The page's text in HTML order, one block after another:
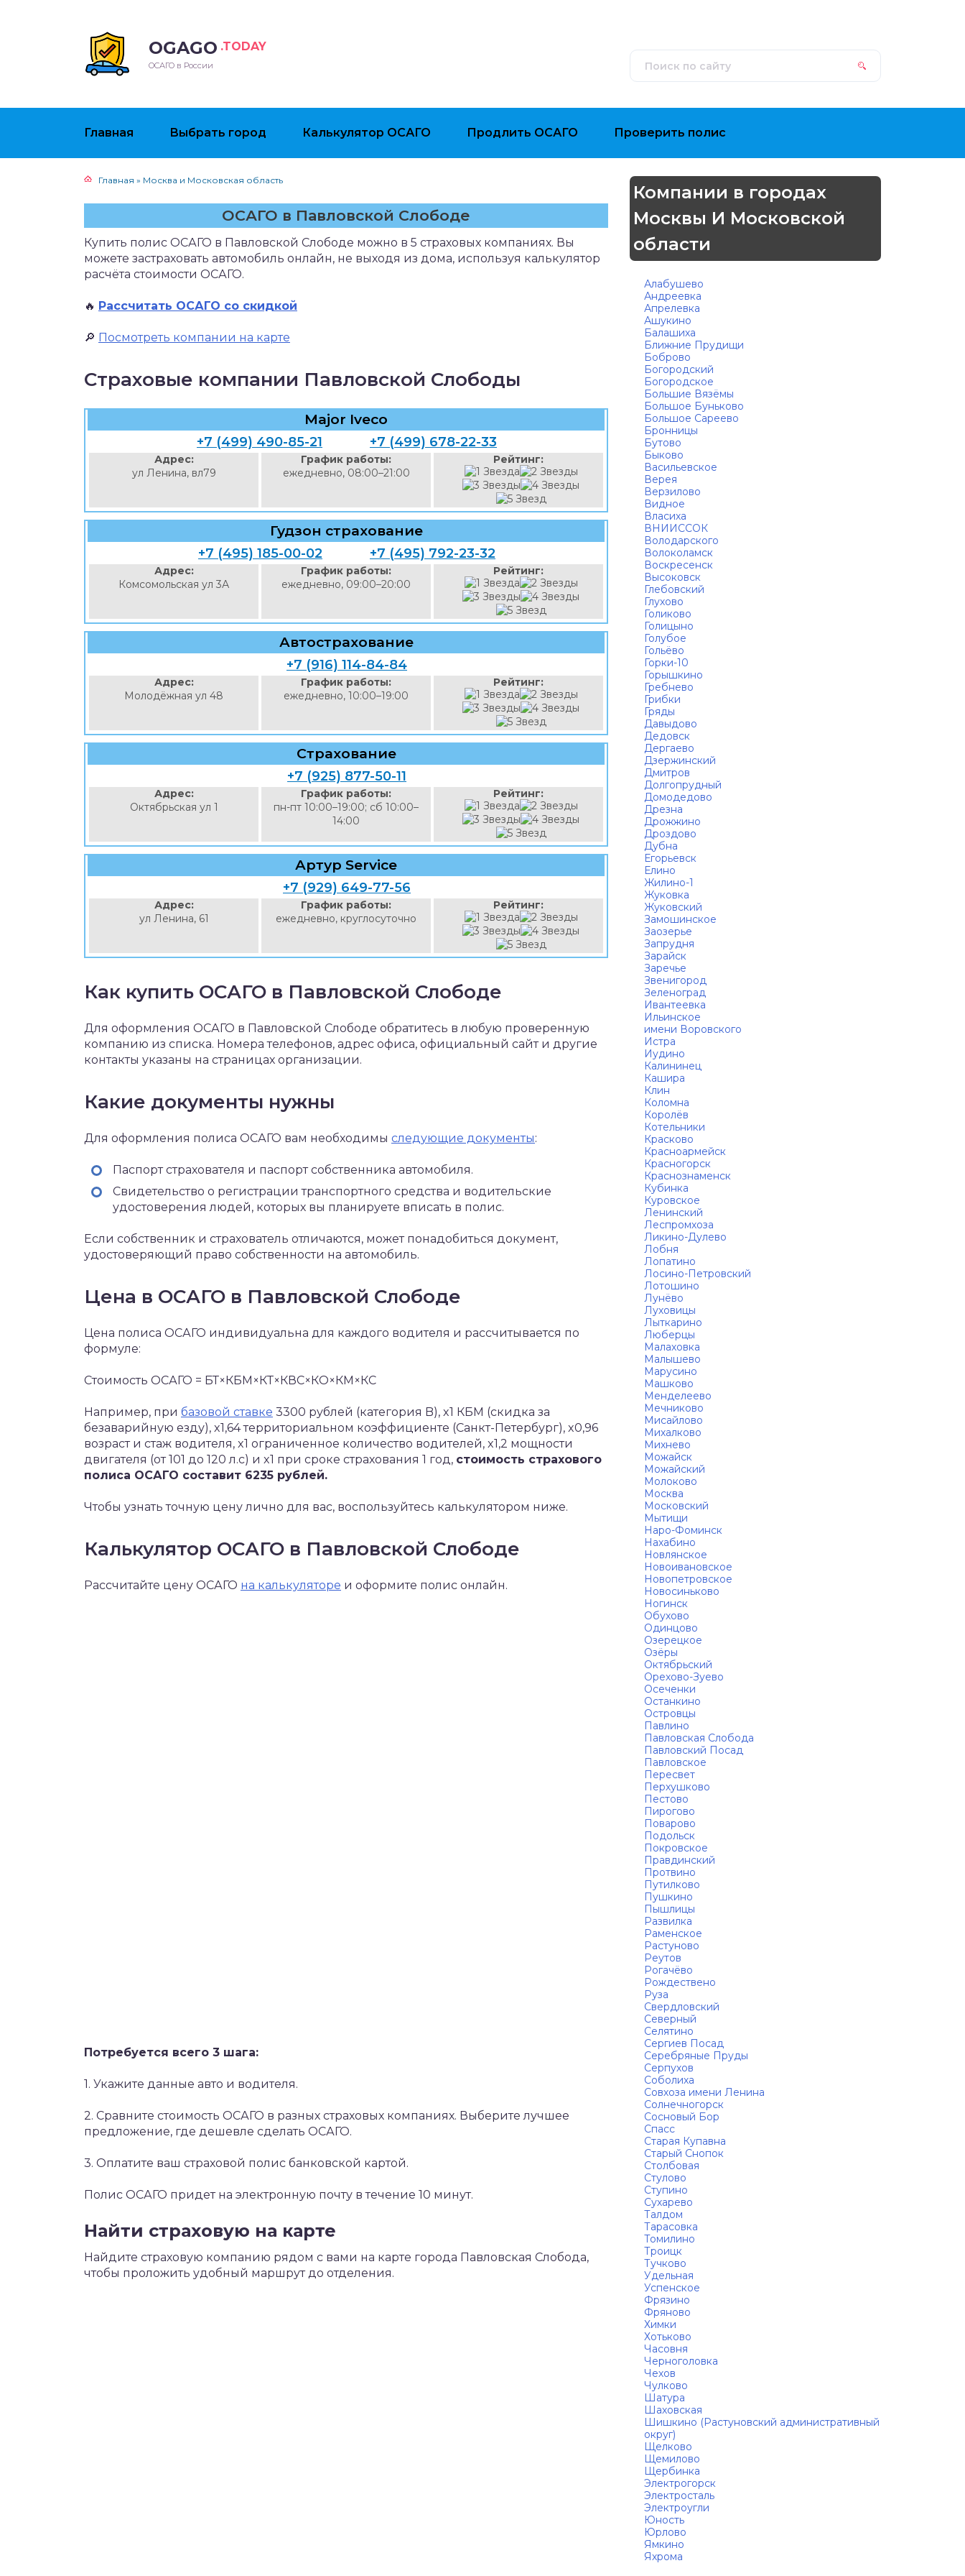
OGAGO .TODAY
ОСАГО в России
Главная Выбрать город Калькулятор ОСАГО Продлить ОСАГО Проверить полис
Главная » Москва и Московская область
ОСАГО в Павловской Слободе
Купить полис ОСАГО в Павловской Слободе можно в 5 страховых компаниях. Вы
можете застраховать автомобиль онлайн, не выходя из дома, используя калькулятор
расчёта стоимости ОСАГО.
🔥 Рассчитать ОСАГО со скидкой
🔎 Посмотреть компании на карте
Страховые компании Павловской Слободы
Major Iveco
+7 (499) 490-85-21 +7 (499) 678-22-33
Адрес:
ул Ленина, вл79
График работы:
ежедневно, 08:00–21:00
Рейтинг:
Гудзон страхование
+7 (495) 185-00-02 +7 (495) 792-23-32
Адрес:
Комсомольская ул 3А
График работы:
ежедневно, 09:00–20:00
Рейтинг:
Автострахование
+7 (916) 114-84-84
Адрес:
Молодёжная ул 48
График работы:
ежедневно, 10:00–19:00
Рейтинг:
Страхование
+7 (925) 877-50-11
Адрес:
Октябрьская ул 1
График работы:
пн-пт 10:00–19:00; сб 10:00–
14:00
Рейтинг:
Артур Service
+7 (929) 649-77-56
Адрес:
ул Ленина, 61
График работы:
ежедневно, круглосуточно
Рейтинг:
Как купить ОСАГО в Павловской Слободе
Для оформления ОСАГО в Павловской Слободе обратитесь в любую проверенную
компанию из списка. Номера телефонов, адрес офиса, официальный сайт и другие
контакты указаны на страницах организации.
Какие документы нужны
Для оформления полиса ОСАГО вам необходимы следующие документы:
Паспорт страхователя и паспорт собственника автомобиля.
Свидетельство о регистрации транспортного средства и водительские
удостоверения людей, которых вы планируете вписать в полис.
Если собственник и страхователь отличаются, может понадобиться документ,
удостоверяющий право собственности на автомобиль.
Цена в ОСАГО в Павловской Слободе
Цена полиса ОСАГО индивидуальна для каждого водителя и рассчитывается по
формуле:
Стоимость ОСАГО = БТ×КБМ×КТ×КВС×КО×КМ×КС
Например, при базовой ставке 3300 рублей (категория B), x1 КБМ (скидка за
безаварийную езду), x1,64 территориальном коэффициенте (Санкт-Петербург), x0,96
возраст и стаж водителя, x1 ограниченное количество водителей, x1,2 мощности
двигателя (от 101 до 120 л.с) и x1 при сроке страхования 1 год, стоимость страхового
полиса ОСАГО составит 6235 рублей.
Чтобы узнать точную цену лично для вас, воспользуйтесь калькулятором ниже.
Калькулятор ОСАГО в Павловской Слободе
Рассчитайте цену ОСАГО на калькуляторе и оформите полис онлайн.
Потребуется всего 3 шага:
1. Укажите данные авто и водителя.
2. Сравните стоимость ОСАГО в разных страховых компаниях. Выберите лучшее
предложение, где дешевле сделать ОСАГО.
3. Оплатите ваш страховой полис банковской картой.
Полис ОСАГО придет на электронную почту в течение 10 минут.
Найти страховую на карте
Найдите страховую компанию рядом с вами на карте города Павловская Слобода,
чтобы проложить удобный маршрут до отделения.
Компании в городах
Москвы И Московской
области
Алабушево
Андреевка
Апрелевка
Ашукино
Балашиха
Ближние Прудищи
Боброво
Богородский
Богородское
Большие Вязёмы
Большое Буньково
Большое Сареево
Бронницы
Бутово
Быково
Васильевское
Верея
Верзилово
Видное
Власиха
ВНИИССОК
Володарского
Волоколамск
Воскресенск
Высоковск
Глебовский
Глухово
Голиково
Голицыно
Голубое
Гольёво
Горки-10
Горышкино
Гребнево
Грибки
Гряды
Давыдово
Дедовск
Дергаево
Дзержинский
Дмитров
Долгопрудный
Домодедово
Дрезна
Дрожжино
Дроздово
Дубна
Егорьевск
Елино
Жилино-1
Жуковка
Жуковский
Замошинское
Заозерье
Запрудня
Зарайск
Заречье
Звенигород
Зеленоград
Ивантеевка
Ильинское
имени Воровского
Истра
Иудино
Калининец
Кашира
Клин
Коломна
Королёв
Котельники
Красково
Красноармейск
Красногорск
Краснознаменск
Кубинка
Куровское
Ленинский
Леспромхоза
Ликино-Дулево
Лобня
Лопатино
Лосино-Петровский
Лотошино
Лунёво
Луховицы
Лыткарино
Люберцы
Малаховка
Малышево
Марусино
Машково
Менделеево
Мечниково
Мисайлово
Михалково
Михнево
Можайск
Можайский
Молоково
Москва
Московский
Мытищи
Наро-Фоминск
Нахабино
Новлянское
Новоивановское
Новопетровское
Новосиньково
Ногинск
Обухово
Одинцово
Озерецкое
Озёры
Октябрьский
Орехово-Зуево
Осеченки
Останкино
Островцы
Павлино
Павловская Слобода
Павловский Посад
Павловское
Пересвет
Перхушково
Пестово
Пирогово
Поварово
Подольск
Покровское
Правдинский
Протвино
Путилково
Пушкино
Пышлицы
Развилка
Раменское
Растуново
Реутов
Рогачёво
Рождествено
Руза
Свердловский
Северный
Селятино
Сергиев Посад
Серебряные Пруды
Серпухов
Соболиха
Совхоза имени Ленина
Солнечногорск
Сосновый Бор
Спасс
Старая Купавна
Старый Снопок
Столбовая
Стулово
Ступино
Сухарево
Талдом
Тарасовка
Томилино
Троицк
Тучково
Удельная
Успенское
Фрязино
Фряново
Химки
Хотьково
Часовня
Черноголовка
Чехов
Чулково
Шатура
Шаховская
Шишкино (Растуновский административный
округ)
Щелково
Щемилово
Щербинка
Электрогорск
Электросталь
Электроугли
Юность
Юрлово
Ямкино
Яхрома